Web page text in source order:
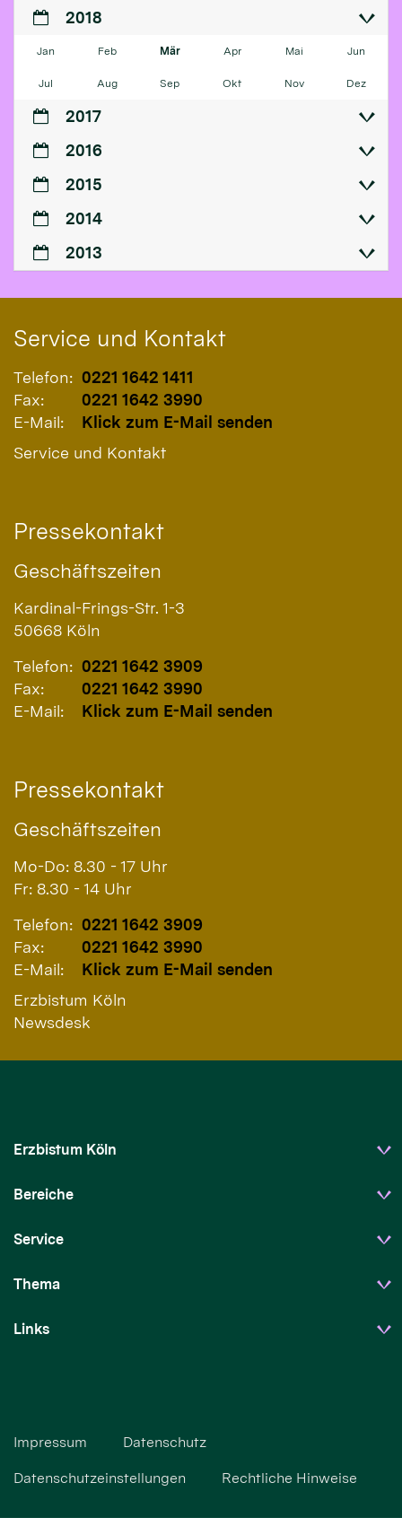
2018
Jan Feb Mär Apr Mai Jun
Jul Aug Sep Okt Nov Dez
2017
2016
2015
2014
2013
Service und Kontakt
Telefon: 0221 1642 1411
Fax:
0221 1642 3990
E-Mail:
Klick zum E-Mail senden
Service und Kontakt
Pressekontakt
Geschäftszeiten
Kardinal-Frings-Str. 1-3
50668 Köln
Telefon: 0221 1642 3909
Fax:
0221 1642 3990
E-Mail:
Klick zum E-Mail senden
Pressekontakt
Geschäftszeiten
Mo-Do: 8.30 - 17 Uhr
Fr: 8.30 - 14 Uhr
Telefon: 0221 1642 3909
Fax:
0221 1642 3990
E-Mail:
Klick zum E-Mail senden
Erzbistum Köln
Newsdesk
Erzbistum Köln
Bereiche
Service
Thema
Links
Impressum Datenschutz
Datenschutzeinstellungen Rechtliche Hinweise